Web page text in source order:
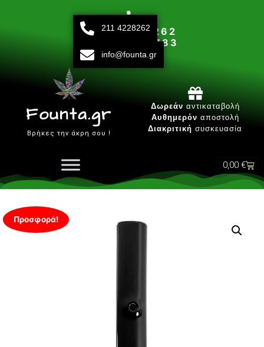
211 42 28 262
693 15 80 783
Δευτ-Παρ 10:00 - 20:00
Founta.gr
Βρήκες την άκρη σου !
Δωρεάν αντικαταβολή
Αυθημερόν αποστολή
Διακριτική συσκευασία
0,00 €
Προσφορά!
211 4228262
info@founta.gr